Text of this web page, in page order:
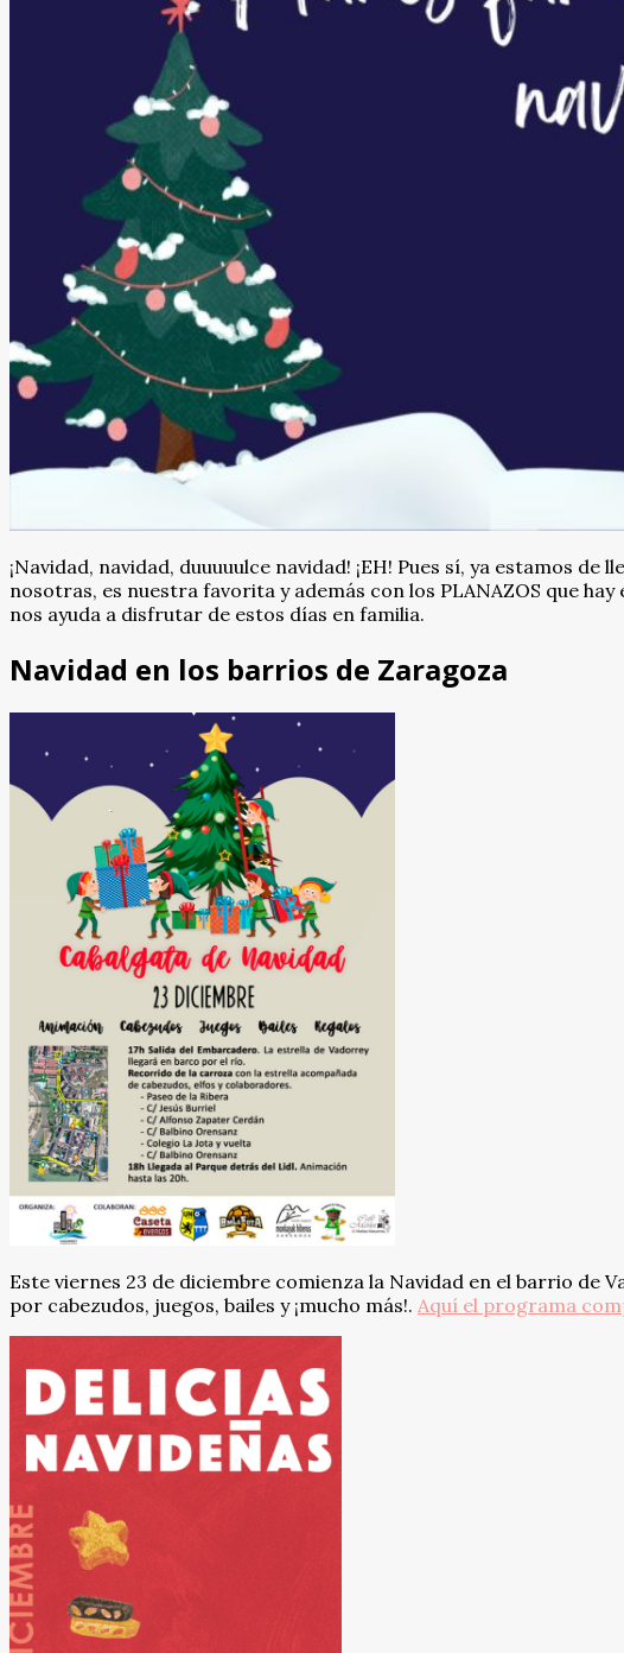
¡Navidad, navidad, duuuuulce navidad! ¡EH! Pues sí, ya estamos de
nosotras, es nuestra favorita y además con los PLANAZOS que hay
nos ayuda a disfrutar de estos días en familia.
Navidad en los barrios de Zaragoza
Este viernes 23 de diciembre comienza la Navidad en el barrio de
por cabezudos, juegos, bailes y ¡mucho más!. Aquí el programa